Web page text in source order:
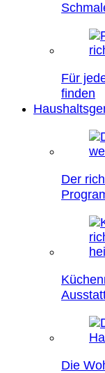
Für
finden
Der
Die